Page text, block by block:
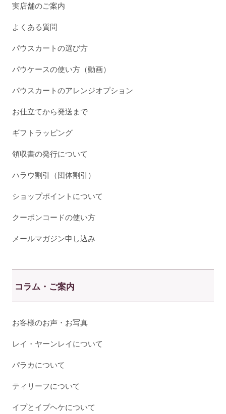
実店舗のご案内
よくある質問
パウスカートの選び方
パウケースの使い方（動画）
パウスカートのアレンジオプション
お仕立てから発送まで
ギフトラッピング
領収書の発行について
ハラウ割引（団体割引）
ショップポイントについて
クーポンコードの使い方
メールマガジン申し込み
コラム・ご案内
お客様のお声・お写真
レイ・ヤーンレイについて
パラカについて
ティリーフについて
イプとイプヘケについて